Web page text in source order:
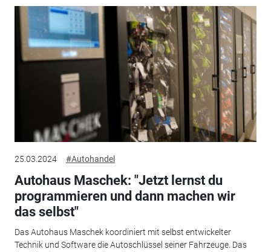
25.03.2024 #Autohandel
Autohaus Maschek: "Jetzt lernst du
programmieren und dann machen wir
das selbst"
Das Autohaus Maschek koordiniert mit selbst entwickelter
Technik und Software die Autoschlüssel seiner Fahrzeuge. Das